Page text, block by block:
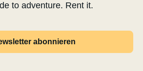
to adventure. Rent it.
abonnieren